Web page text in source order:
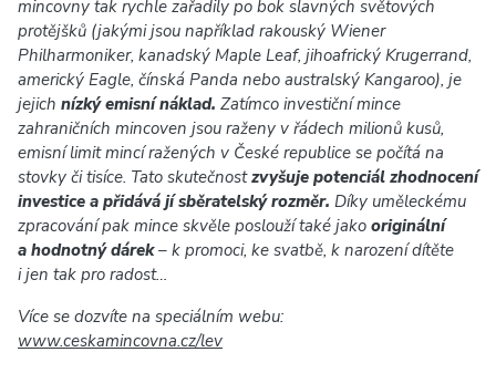
mincovny tak rychle zařadily po bok slavných světových
protějšků (jakými jsou například rakouský Wiener
Philharmoniker, kanadský Maple Leaf, jihoafrický Krugerrand,
americký Eagle, čínská Panda nebo australský Kangaroo), je
jejich nízký emisní náklad. Zatímco investiční mince
zahraničních mincoven jsou raženy v řádech milionů kusů,
emisní limit mincí ražených v České republice se počítá na
stovky či tisíce. Tato skutečnostzvyšuje potenciál zhodnocení
investice a přidává jí sběratelský rozměr. Díky uměleckému
zpracování pak mince skvěle poslouží také jako originální
a hodnotný dárek– k promoci, ke svatbě, k narození dítěte
i jen tak pro radost…
Více se dozvíte na speciálním webu:
www.ceskamincovna.cz/lev